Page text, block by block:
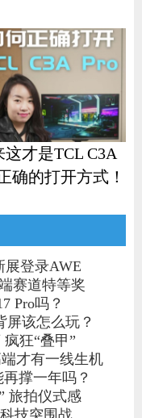
这才是TCL C3A
确的打开方式！
展登录AWE
赛道特等奖
Pro吗？
屏该怎么玩？
狂“叠甲”
才有一线生机
撑一年吗？
旅拍仪式感
技突围战